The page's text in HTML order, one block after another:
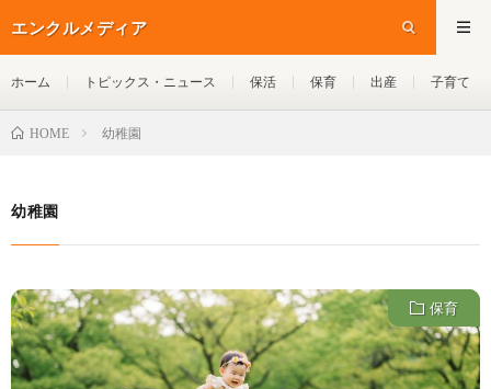
エンクルメディア
ホーム トピックス・ニュース 保活 保育 出産 子育て
HOME 幼稚園
幼稚園
保育